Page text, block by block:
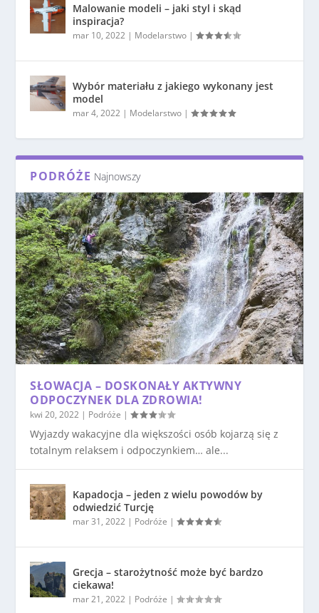
Malowanie modeli – jaki styl i skąd
inspiracja?
mar 10, 2022 | Modelarstwo |
Wybór materiału z jakiego wykonany jest
model
mar 4, 2022 | Modelarstwo |
PODRÓŻE Najnowszy
SŁOWACJA – DOSKONAŁY AKTYWNY
ODPOCZYNEK DLA ZDROWIA!
kwi 20, 2022 | Podróże |
Wyjazdy wakacyjne dla większości osób kojarzą się z
totalnym relaksem i odpoczynkiem… ale...
Kapadocja – jeden z wielu powodów by
odwiedzić Turcję
mar 31, 2022 | Podróże |
Grecja – starożytność może być bardzo
ciekawa!
mar 21, 2022 | Podróże |